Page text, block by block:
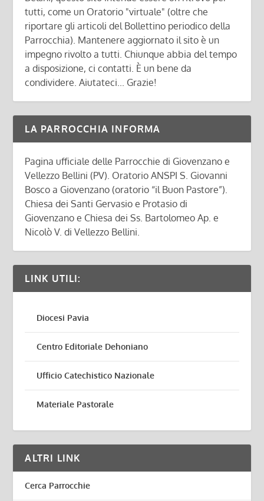
tutti, come un Oratorio "virtuale" (oltre che
riportare gli articoli del Bollettino periodico della
Parrocchia). Mantenere aggiornato il sito è un
impegno rivolto a tutti. Chiunque abbia del tempo
a disposizione, ci contatti. È un bene da
condividere. Aiutateci... Grazie!
LA PARROCCHIA INFORMA
Pagina ufficiale delle Parrocchie di Giovenzano e
Vellezzo Bellini (PV). Oratorio ANSPI S. Giovanni
Bosco a Giovenzano (oratorio “il Buon Pastore”).
Chiesa dei Santi Gervasio e Protasio di
Giovenzano e Chiesa dei Ss. Bartolomeo Ap. e
Nicolò V. di Vellezzo Bellini.
LINK UTILI:
Diocesi Pavia
Centro Editoriale Dehoniano
Ufficio Catechistico Nazionale
Materiale Pastorale
ALTRI LINK
Cerca Parrocchie